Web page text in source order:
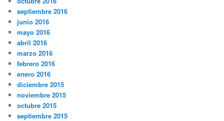
septiembre 2016
junio 2016
mayo 2016
abril 2016
marzo 2016
febrero 2016
enero 2016
diciembre 2015
noviembre 2015
octubre 2015
septiembre 2015